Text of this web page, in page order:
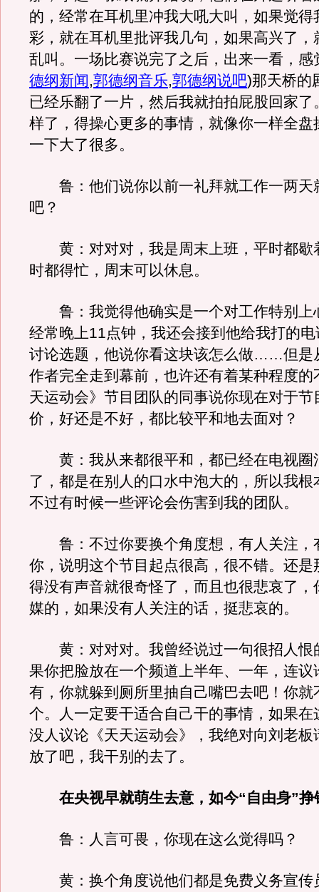
的，经常在耳机里冲我大吼大叫，如果觉得
彩，就在耳机里批评我几句，如果高兴了，
乱叫。一场比赛说完了之后，出来一看，感
德纲新闻,郭德纲音乐,郭德纲说吧)那天桥的
已经乐翻了一片，然后我就拍拍屁股回家了
样了，得操心更多的事情，就像你一样全盘
一下大了很多。
鲁：他们说你以前一礼拜就工作一两天
吧？
黄：对对对，我是周末上班，平时都歇
时都得忙，周末可以休息。
鲁：我觉得他确实是一个对工作特别上
经常晚上11点钟，我还会接到他给我打的
讨论选题，他说你看这块该怎么做……但是
作者完全走到幕前，也许还有着某种程度的
天运动会》节目团队的同事说你现在对于节
价，好还是不好，都比较平和地去面对？
黄：我从来都很平和，都已经在电视圈
了，都是在别人的口水中泡大的，所以我根
不过有时候一些评论会伤害到我的团队。
鲁：不过你要换个角度想，有人关注，
你，说明这个节目起点很高，很不错。还是
得没有声音就很奇怪了，而且也很悲哀了，
媒的，如果没有人关注的话，挺悲哀的。
黄：对对对。我曾经说过一句很招人恨
果你把脸放在一个频道上半年、一年，连议
有，你就躲到厕所里抽自己嘴巴去吧！你就
个。人一定要干适合自己干的事情，如果在
没人议论《天天运动会》，我绝对向刘老板
放了吧，我干别的去了。
在央视早就萌生去意，如今“自由身”挣
鲁：人言可畏，你现在这么觉得吗？
黄：换个角度说他们都是免费义务宣传